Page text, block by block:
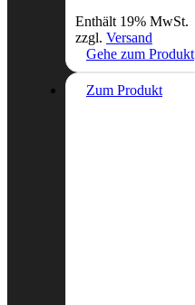
Enthält 19% MwSt.
zzgl. Versand
Gehe zum Produkt
Zum Produkt